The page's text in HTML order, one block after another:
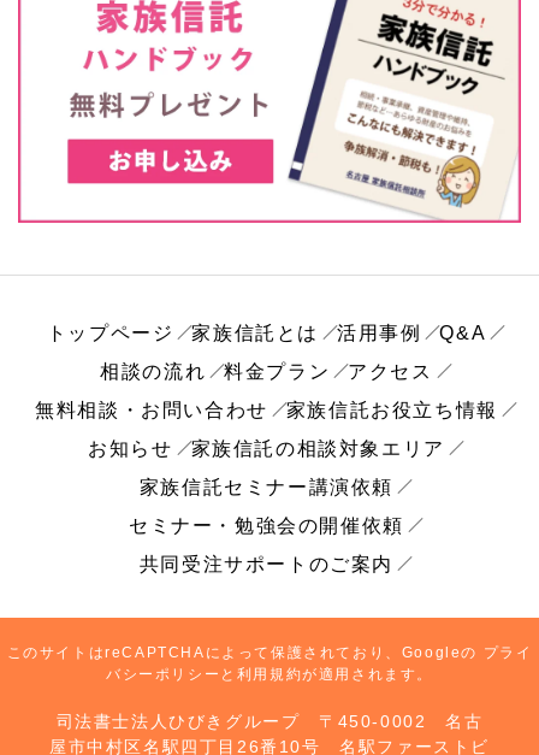
トップページ 家族信託とは 活用事例
Q&A
相談の流れ
料金プラン
アクセス
無料相談・お問い合わせ
家族信託お役立ち情報
お知らせ
家族信託の相談対象エリア
家族信託セミナー講演依頼
セミナー・勉強会の開催依頼
共同受注サポートのご案内
このサイトはreCAPTCHAによって保護されており、Googleの プライ
バシーポリシー と 利用規約が適用されます。
司法書士法人ひびきグループ 〒450-0002 名古
屋市中村区名駅四丁目26番10号 名駅ファーストビ